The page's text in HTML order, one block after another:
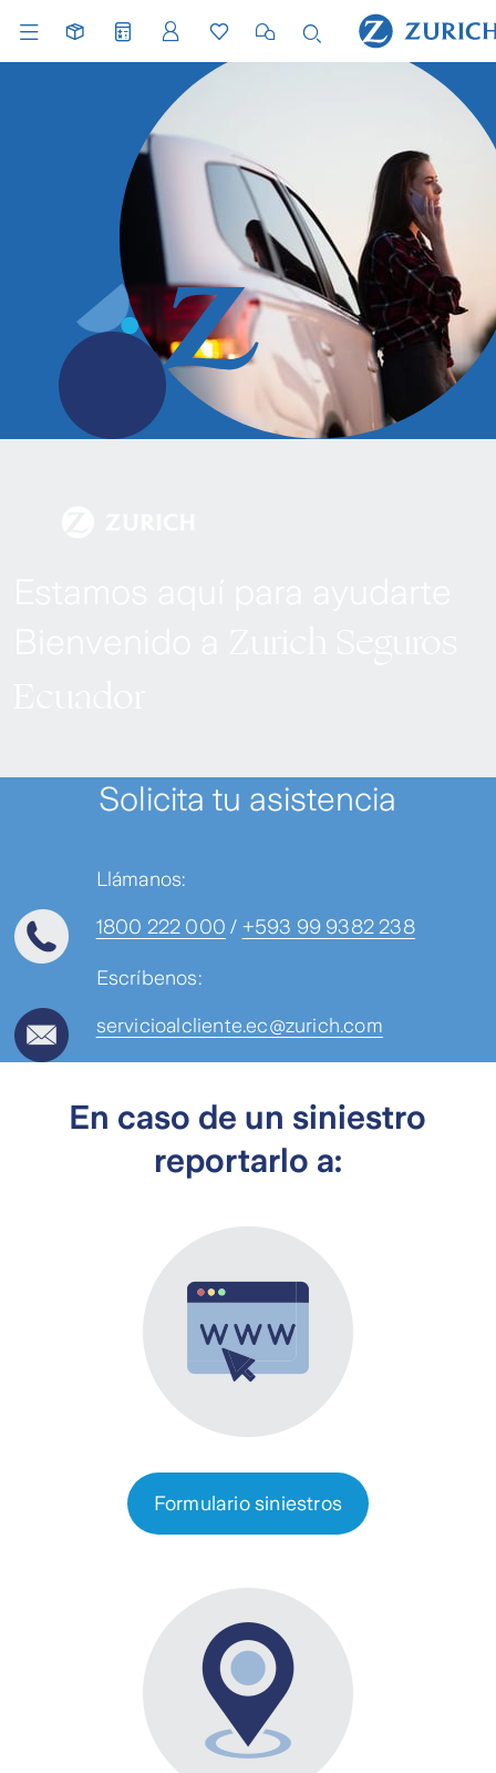
Solicita tu asistencia
Llámanos:
1800 222 000 / +593 99 9382 238
Escríbenos:
servicioalcliente.ec@zurich.com
En caso de un siniestro
reportarlo a:
Formulario siniestros